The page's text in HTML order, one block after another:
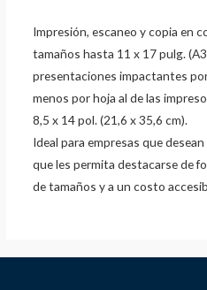
Impresión, escaneo y copia en
tamaños hasta 11 x 17 pulg.
presentaciones impactantes
menos por hoja al de las
8,5 x 14 pol. (21,6 x 35,6 cm).
Ideal para empresas que
que les permita destacarse de
de tamaños y a un costo